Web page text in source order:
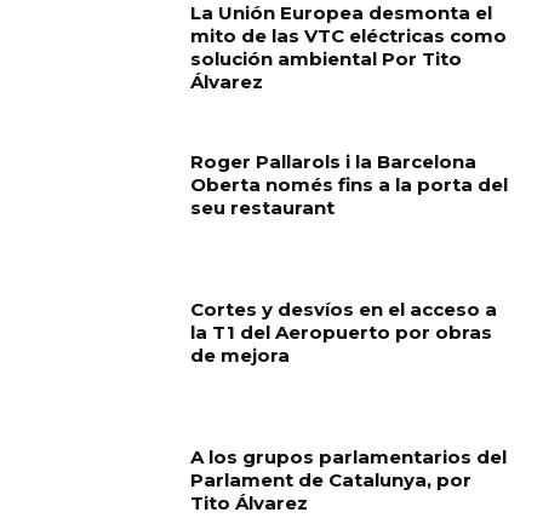
La Unión Europea desmonta el
mito de las VTC eléctricas como
solución ambiental Por Tito
Álvarez
Roger Pallarols i la Barcelona
Oberta només fins a la porta del
seu restaurant
Cortes y desvíos en el acceso a
la T1 del Aeropuerto por obras
de mejora
A los grupos parlamentarios del
Parlament de Catalunya, por
Tito Álvarez